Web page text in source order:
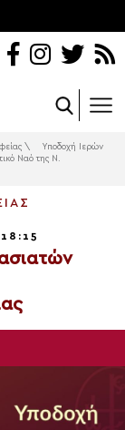
\
Υποδοχή Ιερών
Ναό της Ν.